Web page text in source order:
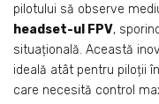
pilotului să observe
headset-ul FPV,
situațională. Această
ideală atât pentru piloții
care necesită control